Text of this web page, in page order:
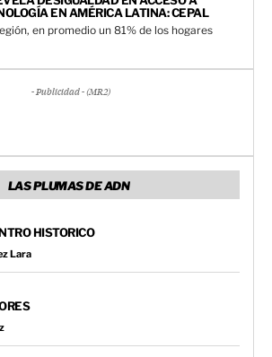
EN AMÉRICA LATINA: CEPAL
en promedio un 81% de los hogares
- Publicidad - (MR2)
LAS PLUMAS DE ADN
HISTORICO
Lara